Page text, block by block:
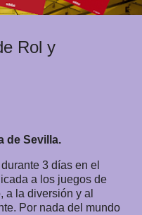
Rol y
de Sevilla.
3 días en el
a los juegos de
a la diversión y al
Por nada del mundo